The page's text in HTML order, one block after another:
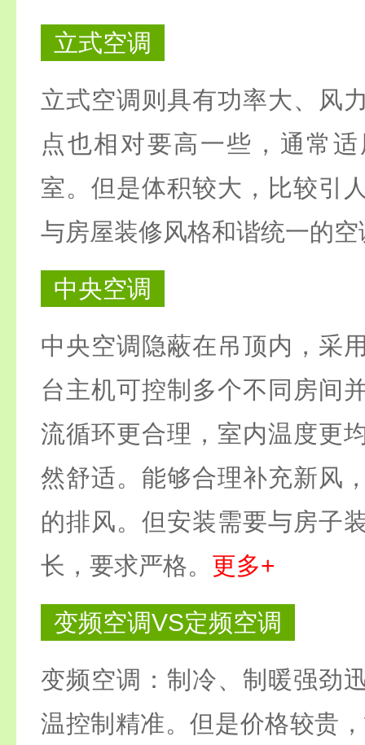
立式空调
立式空调则具有功率大、风
点也相对要高一些，通常
室。但是体积较大，比较引
与房屋装修风格和谐统一的空
中央空调
中央空调隐蔽在吊顶内，采
台主机可控制多个不同房间
流循环更合理，室内温度更
然舒适。能够合理补充新风
的排风。但安装需要与房子
长，要求严格。 更多+
变频空调VS定频空调
变频空调：制冷、制暖强劲
温控制精准。但是价格较贵